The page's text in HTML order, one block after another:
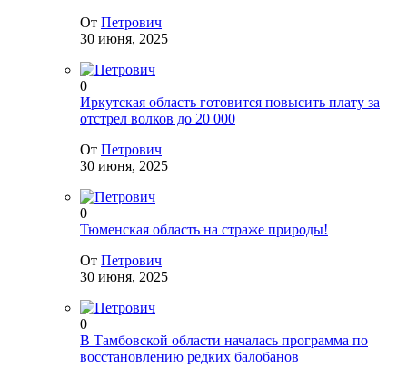
От Петрович
30 июня, 2025
0
Иркутская область готовится повысить плату за
отстрел волков до 20 000
От Петрович
30 июня, 2025
0
Тюменская область на страже природы!
От Петрович
30 июня, 2025
0
В Тамбовской области началась программа по
восстановлению редких балобанов